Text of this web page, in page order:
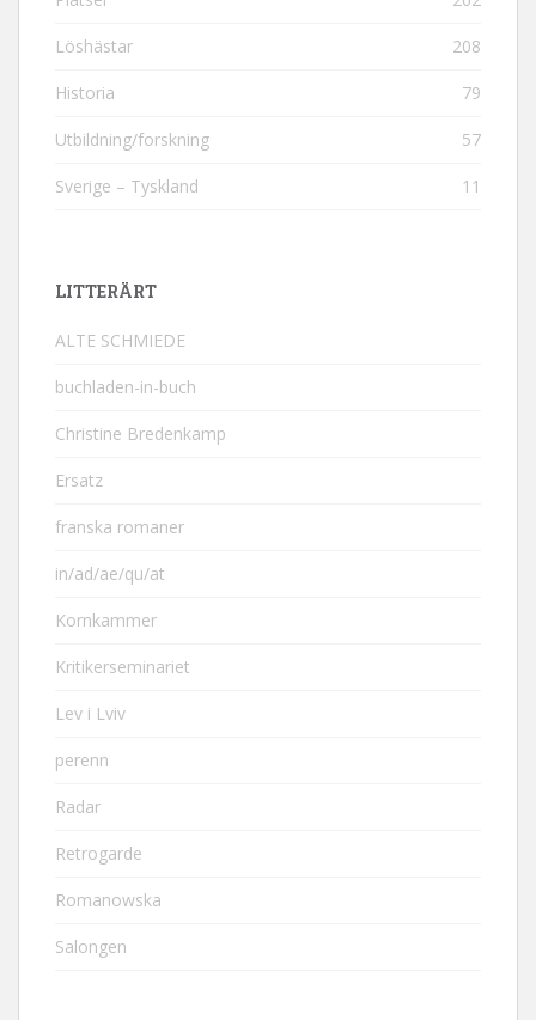
Löshästar 208
Historia 79
Utbildning/forskning 57
Sverige – Tyskland 11
LITTERÄRT
ALTE SCHMIEDE
buchladen-in-buch
Christine Bredenkamp
Ersatz
franska romaner
in/ad/ae/qu/at
Kornkammer
Kritikerseminariet
Lev i Lviv
perenn
Radar
Retrogarde
Romanowska
Salongen